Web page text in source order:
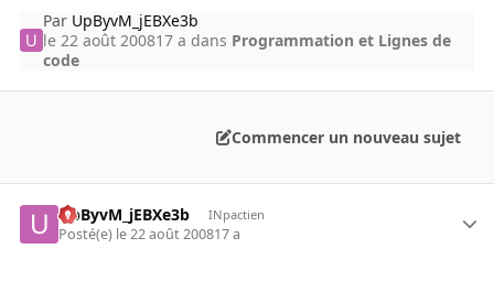
Par UpByvM_jEBXe3b
le 22 août 200817 a dans Programmation et Lignes de
code
Commencer un nouveau sujet
UpByvM_jEBXe3b INpactien
Posté(e) le 22 août 200817 a